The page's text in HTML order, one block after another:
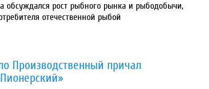
обсуждался рост рыбного рынка и рыбодобычи,
отечественной рыбой
Производственный причал